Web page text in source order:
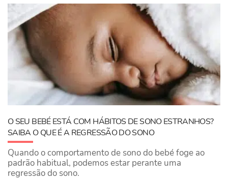
O SEU BEBÉ ESTÁ COM HÁBITOS DE SONO ESTRANHOS?
SAIBA O QUE É A REGRESSÃO DO SONO
Quando o comportamento de sono do bebé foge ao
padrão habitual, podemos estar perante uma
regressão do sono.